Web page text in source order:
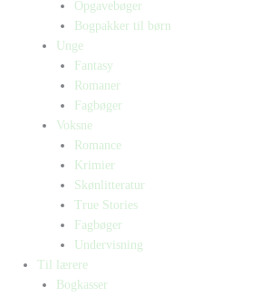
Opgavebøger
Bogpakker til børn
Unge
Fantasy
Romaner
Fagbøger
Voksne
Romance
Krimier
Skønlitteratur
True Stories
Fagbøger
Undervisning
Til lærere
Bogkasser